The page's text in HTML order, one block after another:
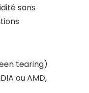
sans
tearing)
ou AMD,